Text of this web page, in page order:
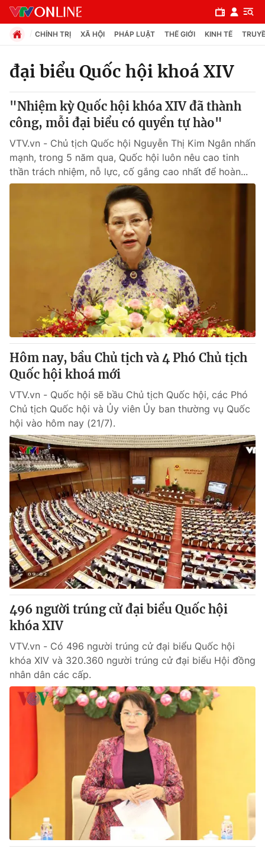
Chuyên mục
Chính trị
Xã hội
Pháp luật
Thế giới đó đây
Câu chuyện quốc tế
Tài chính
Thị trường
Góc doanh nghiệp
Dữ liệu và đời sống
Truyền hình
Phim VTV
Hậu trường
Nhân vật
Khán giả
Giải sao mai
Giải trí
Điện ảnh
Âm nhạc
Sao
Đời sống
Du lịch
Làm đẹp
Chất lượng cuộc sống
Giáo dục
Tuyển sinh
Học trực tuyến
Công nghệ
Hitech Công nghệ tương lai
Sản phẩm
Thị trường
Tư vấn
Giao lưu trực tuyến
Lịch phát sóng
Chuyên mục khác
Emagazine
Photo Infographic
Video Shorts video
VTV Money VTV Thể thao
Bất động sản
Thị trường 24h Tấm lòng Việt
VTV4 Vươn mình bằng AI
CHÍNH TRỊ XÃ HỘI PHÁP LUẬT THẾ GIỚI KINH TẾ
đại biểu Quốc hội khoá XIV
"Nhiệm kỳ Quốc hội khóa XIV đã thành
công, mỗi đại biểu có quyền tự hào"
VTV.vn - Chủ tịch Quốc hội Nguyễn Thị Kim Ngân nhấn
mạnh, trong 5 năm qua, Quốc hội luôn nêu cao tinh
thần trách nhiệm, nỗ lực, cố gắng cao nhất để hoàn...
Hôm nay, bầu Chủ tịch và 4 Phó Chủ tịch
Quốc hội khoá mới
VTV.vn - Quốc hội sẽ bầu Chủ tịch Quốc hội, các Phó
Chủ tịch Quốc hội và Ủy viên Ủy ban thường vụ Quốc
hội vào hôm nay (21/7).
496 người trúng cử đại biểu Quốc hội
khóa XIV
VTV.vn - Có 496 người trúng cử đại biểu Quốc hội
khóa XIV và 320.360 người trúng cử đại biểu Hội đồng
nhân dân các cấp.